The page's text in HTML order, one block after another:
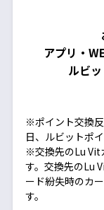
アプリ・
ルビ
※ポイント交換
日、ルビットポ
※交換先のLu Vit
す。交換先のLu
ード紛失時のカ
す。